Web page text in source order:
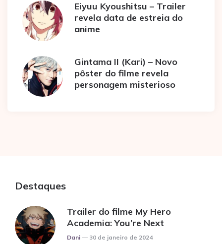
Eiyuu Kyoushitsu – Trailer
revela data de estreia do
anime
Gintama II (Kari) – Novo
pôster do filme revela
personagem misterioso
Destaques
Trailer do filme My Hero
Academia: You’re Next
Posted
Dani 30 de janeiro de 2024